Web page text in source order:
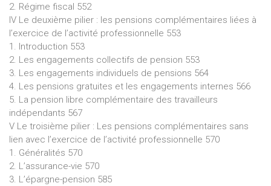
2. Régime fiscal 552
IV Le deuxième pilier : les pensions complémentaires liées à
l’exercice de l’activité professionnelle 553
1. Introduction 553
2. Les engagements collectifs de pension 553
3. Les engagements individuels de pensions 564
4. Les pensions gratuites et les engagements internes 566
5. La pension libre complémentaire des travailleurs
indépendants 567
V Le troisième pilier : Les pensions complémentaires sans
lien avec l’exercice de l’activité professionnelle 570
1. Généralités 570
2. L’assurance-vie 570
3. L’épargne-pension 585